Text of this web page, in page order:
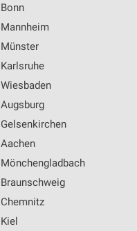
Bonn
Mannheim
Münster
Karlsruhe
Wiesbaden
Augsburg
Gelsenkirchen
Aachen
Mönchengladbach
Braunschweig
Chemnitz
Kiel